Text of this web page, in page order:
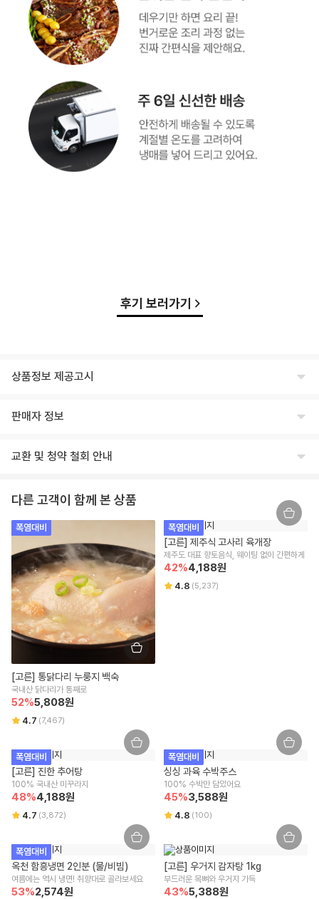
후기 보러가기
상품정보 제공고시
상세페이지 하단 참고
생산자 및 소재지(수입품의 경우 생산자, 수입자 및 제조국)
제조연월일, 유통기한 또는 소비기한
포장단위별 용량(중량), 수량
1kg
원재료명 및 함량(농수산물의 원산지 표시에 관한 법률에 따른 원산지 표시 포
함)
상세페이지 하단 참고
영양성분(식품위생법에 따른 영양성분 표시대상 식품에 한함)
유전자변형식품에 해당하는 경우의 표시
해당사항 없음
영유아식 또는 체중조절식품 등에 해당하는 경우 표시광고사전심의필 유무 및
해당사항 없음
수입식품에 해당하는 경우 "식품위생법에 따른 수입신고를 필함"의 문구
식품위생법에 따른 수입신고를 필함
윙잇 고객센터 : 1599-3108
알레르기 유발물질 표시
상세페이지 하단 참고
판매자 정보
주식회사 윙잇
임승진
사업자등록번호
542-86-00304
본점 주소
(08378) 서울 구로구 디지털로 306 대륭포스트타워2차, 712호
통신판매업신고
2018-서울강남-03300
유통전문판매업 주소
서울특별시 강남구 테헤란로 423, 9층 9493호
전화번호
1599-3108
택배사
CJ대한통운
교환 및 청약 철회 안내
상품이 표시 광고 내용과 다를 경우, 받으신 날부터 3개월 이내 교환/환불
을 요청하실 수 있습니다.
상품 불량/하자 등이 있을 경우, 문제를 확인할 수 있는 사진 촬영 후 고객
센터로 문의 부탁드립니다.
수령 즉시 확인할 수 있는 문제(누락/파손/냉해 등)은 상품 수령일로부터 7
일 이내 문의 시 도움을 드릴 수 있습니다.
교환/반품 불가 안내
신선/냉장/냉동식품은 단순 변심/주문 착오로 인한 교환/반품 신청이 어렵
습니다.
상품 수령한 날로부터 7일 경과할 경우 단순 변심으로 인한 교환/반품 신
잘못된 보관 방법이나 고객님의 부주의 등으로 인한 오염, 파손, 변질된 경
우 교환/반품 신청이 어렵습니다.
고객님의 사용 또는 일부 소비에 의해 상품의 가치가 훼손된 경우 교환/반
품 신청이 어렵습니다.
고객님이 상품 포장을 개봉하여 사용 또는 설치 완료되어 상품의 가치가
훼손된 경우 (단, 내용 확인을 위한 포장 개봉은 예외) 교환/반품 신청이 어
렵습니다.
시간 경과에 따라 상품 등의 가치가 현저히 감소하여 재판매가 불가능한
경우 교환/반품 신청이 어렵습니다.
구매한 상품의 구성품이 누락된 경우(세트 상품,초특가상품
환/반품은 신청이 어렵습니다.
기타, 상품의 교환, 상품 결함 등의 보상은 소비자분쟁해결기준(공정거래
위원회 고시)에 의해 안내를 드립니다.
교환/반품 방법 안내
리빙/실온 상품에 한 해 받으신 날부터 7일 이내 교환/반품이 가능하며, 윙
잇 또는 위수탁 업체에 문의가 필요합니다.
다른 고객이 함께 본 상품
폭염대비
[고른] 통닭다리 누룽지 백숙
국내산 닭다리가 통째로
52%5,808원
4.7 (7,467)
폭염대비
[고른] 제주식 고사리 육개장
제주도 대표 향토음식, 웨이팅 없이 간편하게
42%4,188원
4.8 (5,237)
폭염대비
[고른] 진한 추어탕
100% 국내산 미꾸라지
48%4,188원
4.7 (3,872)
폭염대비
싱싱 과육 수박주스
100% 수박만 담았어요
45%3,588원
4.8 (100)
폭염대비
옥천 함흥냉면 2인분 (물/비빔)
여름에는 역시 냉면! 취향대로 골라보세요
53%2,574원
[고른] 우거지 감자탕 1kg
부드러운 목뼈와 우거지 가득
43%5,388원